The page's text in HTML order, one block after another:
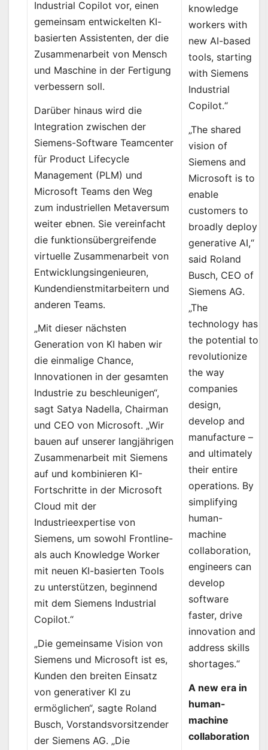
Industrial Copilot vor, einen
gemeinsam entwickelten KI-
basierten Assistenten, der die
Zusammenarbeit von Mensch
und Maschine in der Fertigung
verbessern soll.
Darüber hinaus wird die
Integration zwischen der
Siemens-Software Teamcenter
für Product Lifecycle
Management (PLM) und
Microsoft Teams den Weg
zum industriellen Metaversum
weiter ebnen. Sie vereinfacht
die funktionsübergreifende
virtuelle Zusammenarbeit von
Entwicklungsingenieuren,
Kundendienstmitarbeitern und
anderen Teams.
„Mit dieser nächsten
Generation von KI haben wir
die einmalige Chance,
Innovationen in der gesamten
Industrie zu beschleunigen“,
sagt Satya Nadella, Chairman
und CEO von Microsoft. „Wir
bauen auf unserer langjährigen
Zusammenarbeit mit Siemens
auf und kombinieren KI-
Fortschritte in der Microsoft
Cloud mit der
Industrieexpertise von
Siemens, um sowohl Frontline-
als auch Knowledge Worker
mit neuen KI-basierten Tools
zu unterstützen, beginnend
mit dem Siemens Industrial
Copilot.“
„Die gemeinsame Vision von
Siemens und Microsoft ist es,
Kunden den breiten Einsatz
von generativer KI zu
ermöglichen“, sagte Roland
Busch, Vorstandsvorsitzender
der Siemens AG. „Die
knowledge
workers with
new AI-based
tools, starting
with Siemens
Industrial
Copilot.“
„The shared
vision of
Siemens and
Microsoft is to
enable
customers to
broadly deploy
generative AI,“
said Roland
Busch, CEO of
Siemens AG.
„The
technology has
the potential to
revolutionize
the way
companies
design,
develop and
manufacture –
and ultimately
their entire
operations. By
simplifying
human-
machine
collaboration,
engineers can
develop
software
faster, drive
innovation and
address skills
shortages.“
A new era in
human-
machine
collaboration